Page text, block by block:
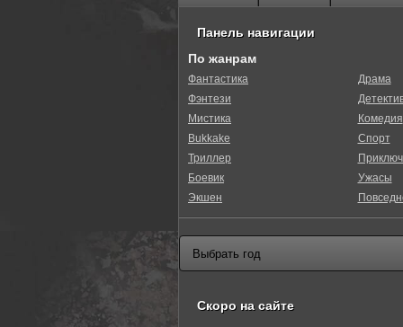
Панель навигации
По жанрам
Фантастика
Фэнтези
Мистика
Bukkake
Триллер
Боевик
Экшен
Драма
Комедия
Спорт
Ужасы
Скоро на сайте